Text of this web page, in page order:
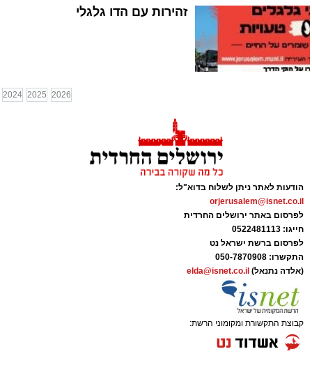
זהירות עם הדו גלגלי
2024 2025 2026
הודעות לאתר ניתן לשלוח בדוא"ל:
orjerusalem@isnet.co.il
לפרסום באתר ירושלים החרדית
חייגו: 0522481113
לפרסום ברשת ישראל נט
התקשרו: 050-7870908
(אלדה נתנאל) elda@isnet.co.il
קבוצת התקשורת ומקומוני הרשת: